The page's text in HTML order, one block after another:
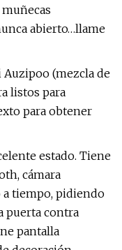
abierto…llame
(mezcla de
listos para
para obtener
estado. Tiene
cámara
tiempo, pidiendo
puerta contra
pantalla